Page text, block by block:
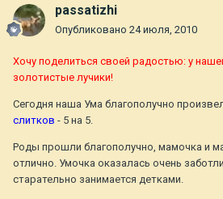
passatizhi
Опубликовано 24 июля, 2010
Хочу поделиться своей радостью: у
золотистые лучики!
Сегодня наша Ума благополучно
слитков - 5 на 5.
Роды прошли благополучно, мамочка и
отлично. Умочка оказалась очень
старательно занимается детками.